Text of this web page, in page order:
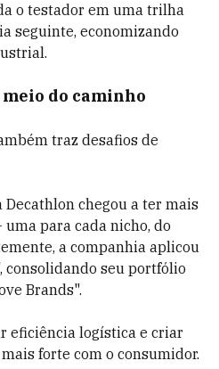
o testador em uma trilha
seguinte, economizando
meio do caminho
traz desafios de
Decathlon chegou a ter mais
para cada nicho, do
a companhia aplicou
consolidando seu portfólio
Brands".
eficiência logística e criar
forte com o consumidor.